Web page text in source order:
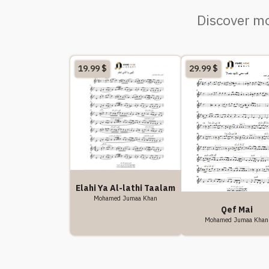
Discover
Elahi Ya Al-lathi Taalam
Mohamed Jumaa Khan
19.99$
Qef Mai
Mohamed Jumaa Khan
29.99$